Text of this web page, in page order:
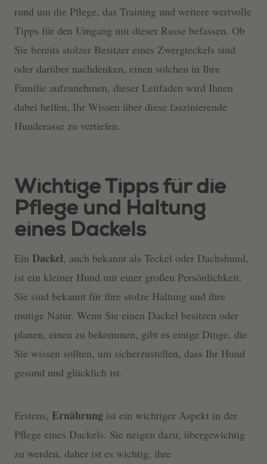
rund um die Pflege, das Training und weitere wertvolle
Tipps für den Umgang mit dieser Rasse befassen. Ob
Sie bereits stolzer Besitzer eines Zwergteckels sind
oder darüber nachdenken, einen solchen in Ihre
Familie aufzunehmen, dieser Leitfaden wird Ihnen
dabei helfen, Ihr Wissen über diese faszinierende
Hunderasse zu vertiefen.
Wichtige Tipps für die
Pflege und Haltung
eines Dackels
Ein Dackel, auch bekannt als Teckel oder Dachshund,
ist ein kleiner Hund mit einer großen Persönlichkeit.
Sie sind bekannt für ihre stolze Haltung und ihre
mutige Natur. Wenn Sie einen Dackel besitzen oder
planen, einen zu bekommen, gibt es einige Dinge, die
Sie wissen sollten, um sicherzustellen, dass Ihr Hund
gesund und glücklich ist.
Erstens, Ernährung ist ein wichtiger Aspekt in der
Pflege eines Dackels. Sie neigen dazu, übergewichtig
zu werden, daher ist es wichtig, ihre